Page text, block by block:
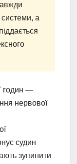
системи, а
годин —
нервової
судин
зупинити